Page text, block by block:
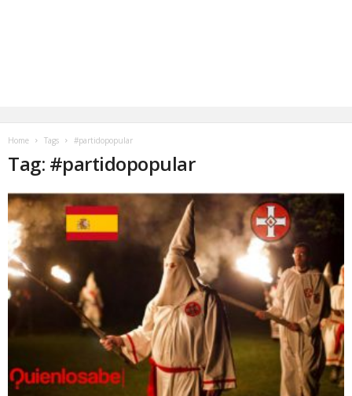
Home Tags #partidopopular
Tag: #partidopopular